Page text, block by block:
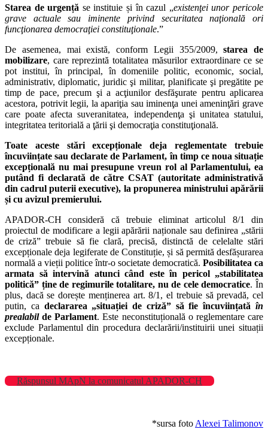
Starea de urgență se instituie și în cazul „existenţei unor pericole
grave actuale sau iminente privind securitatea naţională ori
funcţionarea democraţiei constituţionale.”
De asemenea, mai există, conform Legii 355/2009,starea de
mobilizare, care reprezintă totalitatea măsurilor extraordinare ce se
pot institui, în principal, în domeniile politic, economic, social,
administrativ, diplomatic, juridic şi militar, planificate şi pregătite pe
timp de pace, precum şi a acţiunilor desfăşurate pentru aplicarea
acestora, potrivit legii, la apariţia sau iminenţa unei ameninţări grave
care poate afecta suveranitatea, independenţa şi unitatea statului,
integritatea teritorială a ţării şi democraţia constituţională.
Toate aceste stări excepționale deja reglementate trebuie
încuviințate sau declarate de Parlament, în timp ce noua situație
excepțională nu mai presupune vreun rol al Parlamentului, ea
putând fi declarată de către CSAT (autoritate administrativă
din cadrul puterii executive), la propunerea ministrului apărării
și cu avizul premierului.
APADOR-CH consideră că trebuie eliminat articolul 8/1 din
proiectul de modificare a legii apărării naționale sau definirea „stării
de criză” trebuie să fie clară, precisă, distinctă de celelalte stări
excepționale deja legiferate de Constituție, și să permită desfășurarea
normală a vieții politice într-o societate democratică. Posibilitatea ca
armata să intervină atunci când este în pericol „stabilitatea
politică” ține de regimurile totalitare, nu de cele democratice. În
plus, dacă se dorește menținerea art. 8/1, el trebuie să prevadă, cel
putin, ca declararea „situației de criză” să fie încuviințatăîn
prealabilde Parlament. Este neconstituțională o reglementare care
exclude Parlamentul din procedura declarării/instituirii unei situații
excepționale.
Răspunsul MApN la comunicatul APADOR-CH
*sursa fotoAlexei Talimonov